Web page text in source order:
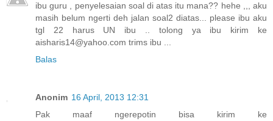
ibu guru , penyelesaian soal di atas itu mana?? hehe ,,, aku
masih belum ngerti deh jalan soal2 diatas... please ibu aku
tgl 22 harus UN ibu .. tolong ya ibu kirim ke
aisharis14@yahoo.com trims ibu ...
Balas
Anonim 16 April, 2013 12:31
Pak maaf ngerepotin bisa kirim ke